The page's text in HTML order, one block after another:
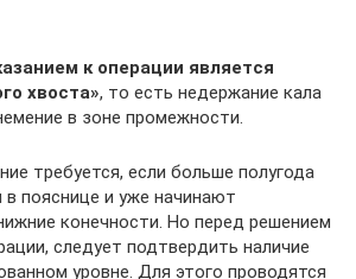
к операции является
хвоста», то есть недержание кала
в зоне промежности.
требуется, если больше полугода
пояснице и уже начинают
конечности. Но перед решением
следует подтвердить наличие
уровне. Для этого проводятся